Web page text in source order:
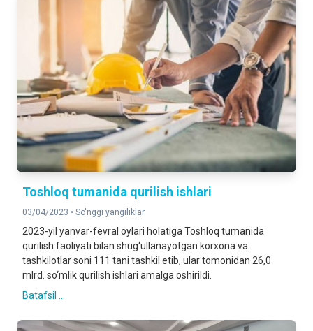
Toshloq tumanida qurilish ishlari
03/04/2023 • So'nggi yangiliklar
2023-yil yanvar-fevral oylari holatiga Toshloq tumanida
qurilish faoliyati bilan shug‘ullanayotgan korxona va
tashkilotlar soni 111 tani tashkil etib, ular tomonidan 26,0
mlrd. so‘mlik qurilish ishlari amalga oshirildi.
Batafsil ...